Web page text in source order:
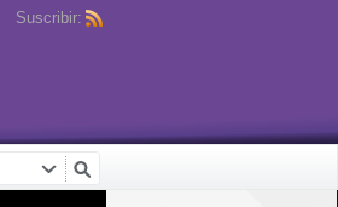
Suscribir: